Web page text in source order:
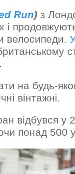
Run) з
і
велосипеди.
на будь-
вінтажні.
відбувся у
понад 500